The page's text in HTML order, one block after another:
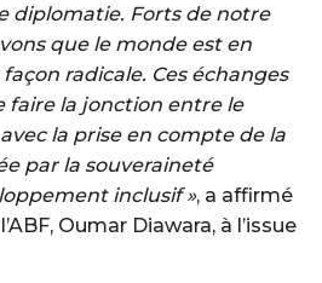
diplomatie. Forts de notre
que le monde est en
radicale. Ces échanges
la jonction entre le
la prise en compte de la
par la souveraineté
inclusif », a affirmé
Oumar Diawara, à l’issue